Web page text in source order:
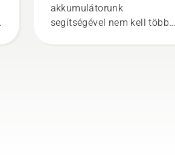
akkumulátorunk
segítségével nem kell többé